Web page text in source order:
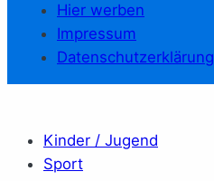
Hier werben
Impressum
Datenschutzerklärung
Kinder / Jugend
Sport